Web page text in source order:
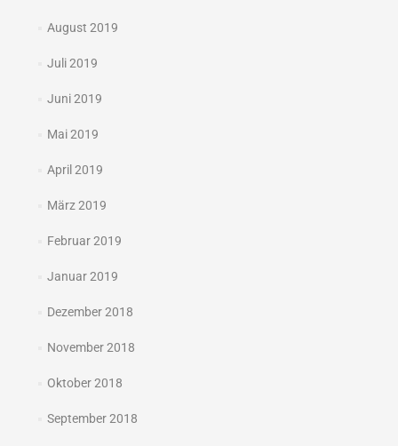
August 2019
Juli 2019
Juni 2019
Mai 2019
April 2019
März 2019
Februar 2019
Januar 2019
Dezember 2018
November 2018
Oktober 2018
September 2018